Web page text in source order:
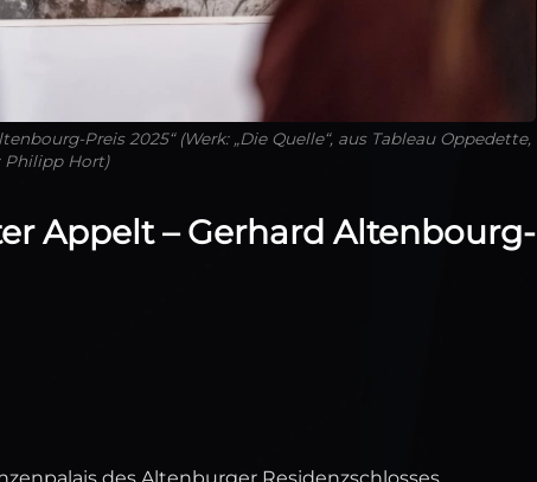
Preis 2025“ (Werk: „Die Quelle“, aus Tableau Oppedette,
Philipp Hort)
Appelt – Gerhard Altenbourg-